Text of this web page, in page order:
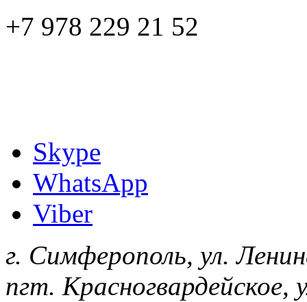
+7 978 229 21 52
Skype
WhatsApp
Viber
г. Симферополь, ул.
пгт. Красногвардейское,